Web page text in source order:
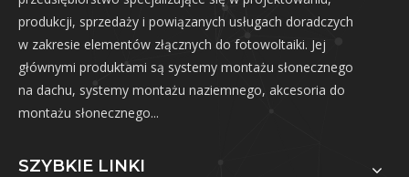
produkcji, sprzedaży i powiązanych usługach doradczych
w zakresie elementów złącznych do fotowoltaiki. Jej
głównymi produktami są systemy montażu słonecznego
na dachu, systemy montażu naziemnego, akcesoria do
montażu słonecznego...
SZYBKIE LINKI